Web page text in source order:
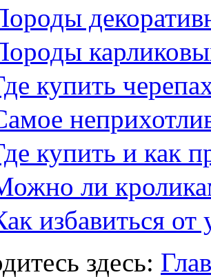
купить
купить и как
ли
избавиться от
здесь: